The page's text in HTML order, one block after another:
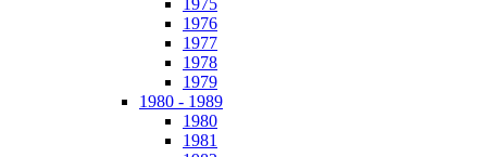
1975
1976
1977
1978
1979
1980 - 1989
1980
1981